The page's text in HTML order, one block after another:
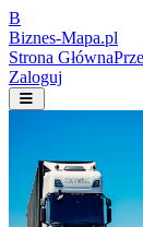
B
Biznes-Mapa.pl
Strona Główna
Zaloguj